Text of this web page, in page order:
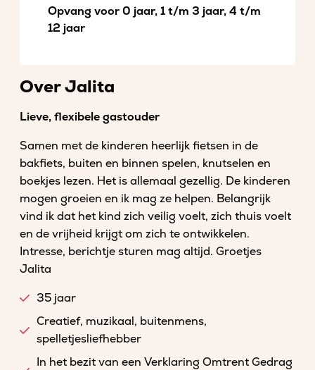
Opvang voor 0 jaar, 1 t/m 3 jaar, 4 t/m
12 jaar
Over Jalita
Lieve, flexibele gastouder
Samen met de kinderen heerlijk fietsen in de
bakfiets, buiten en binnen spelen, knutselen en
boekjes lezen. Het is allemaal gezellig. De kinderen
mogen groeien en ik mag ze helpen. Belangrijk
vind ik dat het kind zich veilig voelt, zich thuis voelt
en de vrijheid krijgt om zich te ontwikkelen.
Intresse, berichtje sturen mag altijd. Groetjes
Jalita
35 jaar
Creatief, muzikaal, buitenmens,
spelletjesliefhebber
In het bezit van een Verklaring Omtrent Gedrag